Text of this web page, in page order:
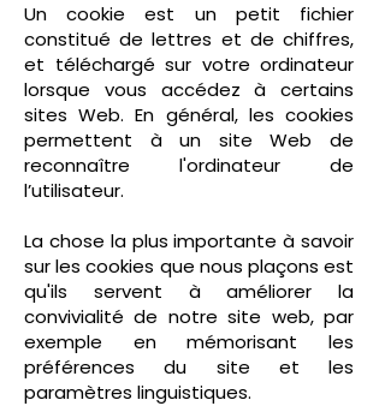
Un cookie est un petit fichier
constitué de lettres et de chiffres,
et téléchargé sur votre ordinateur
lorsque vous accédez à certains
sites Web. En général, les cookies
permettent à un site Web de
reconnaître l'ordinateur de
l’utilisateur.
La chose la plus importante à savoir
sur les cookies que nous plaçons est
qu'ils servent à améliorer la
convivialité de notre site web, par
exemple en mémorisant les
préférences du site et les
paramètres linguistiques.